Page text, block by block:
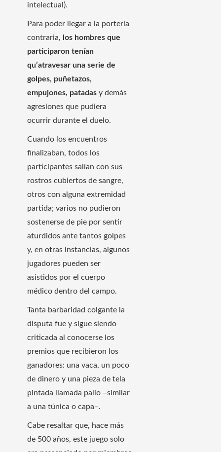
intelectual).
Para poder llegar a la porteria
contraria, los hombres que
participaron tenían
qu’atravesar una serie de
golpes, puñetazos,
empujones, patadas y demás
agresiones que pudiera
ocurrir durante el duelo.
Cuando los encuentros
finalizaban, todos los
participantes salían con sus
rostros cubiertos de sangre,
otros con alguna extremidad
partida; varios no pudieron
sostenerse de pie por sentir
aturdidos ante tantos golpes
y, en otras instancias, algunos
jugadores pueden ser
asistidos por el cuerpo
médico dentro del campo.
Tanta barbaridad colgante la
disputa fue y sigue siendo
criticada al conocerse los
premios que recibieron los
ganadores: una vaca, un poco
de dinero y una pieza de tela
pintada llamada palio –similar
a una túnica o capa–.
Cabe resaltar que, hace más
de 500 años, este juego solo